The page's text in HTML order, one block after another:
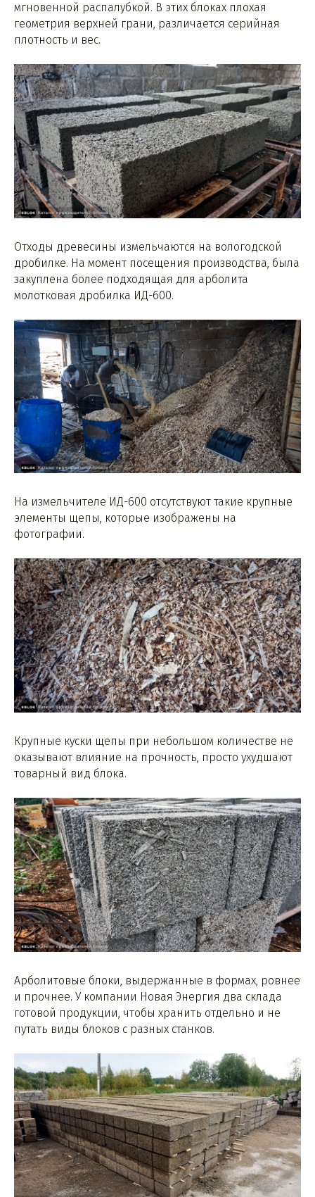
мгновенной распалубкой. В этих блоках плохая
геометрия верхней грани, различается серийная
плотность и вес.
Отходы древесины измельчаются на вологодской
дробилке. На момент посещения производства, была
закуплена более подходящая для арболита
молотковая дробилка ИД-600.
На измельчителе ИД-600 отсутствуют такие крупные
элементы щепы, которые изображены на
фотографии.
Крупные куски щепы при небольшом количестве не
оказывают влияние на прочность, просто ухудшают
товарный вид блока.
Арболитовые блоки, выдержанные в формах, ровнее
и прочнее. У компании Новая Энергия два склада
готовой продукции, чтобы хранить отдельно и не
путать виды блоков с разных станков.